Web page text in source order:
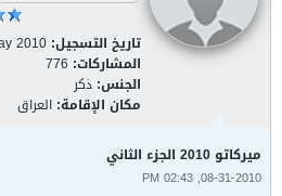
تاريخ التسجيل: 2010
المشاركات: 776
الجنس: ذكر
مكان الإقامة: العراق
ميركاتو 2010 الجزء الثاني
08-31-2010, 02:43 PM